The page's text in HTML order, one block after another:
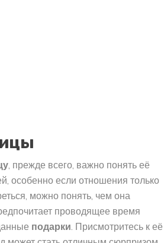
, прежде всего, важно понять её
особенно если отношения только
можно понять, чем она
проводящее время
подарки . Присмотритесь к её